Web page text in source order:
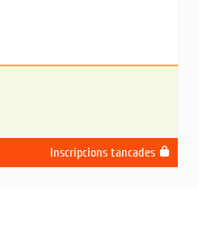
Inscripcions tancades